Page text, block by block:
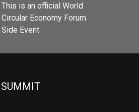
This is an official World
Circular Economy Forum
Side Event
SUMMIT